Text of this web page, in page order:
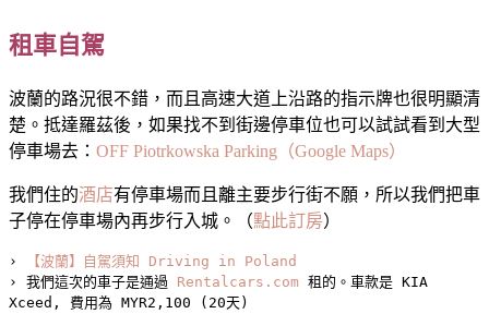
租車自駕
波蘭的路況很不錯，而且高速大道上沿路的指示牌也很明顯清
楚。抵達羅茲後，如果找不到街邊停車位也可以試試看到大型
停車場去： OFF Piotrkowska Parking（Google Maps）
我們住的酒店有停車場而且離主要步行街不願，所以我們把車
子停在停車場內再步行入城。（點此訂房）
›
【波蘭】自駕須知 Driving in Poland
› 我們這次的車子是通過 Rentalcars.com 租的。車款是 KIA
Xceed, 費用為 MYR2,100 (20天)